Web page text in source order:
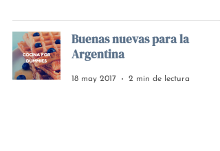
Buenas nuevas para la
Argentina
18 may 2017 2 min de lectura